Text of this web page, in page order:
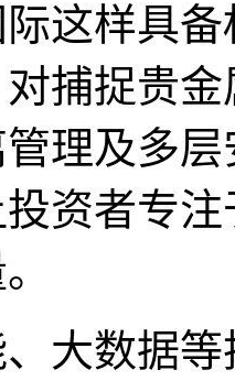
这样具
捕捉贵
理及多
资者专
大数据